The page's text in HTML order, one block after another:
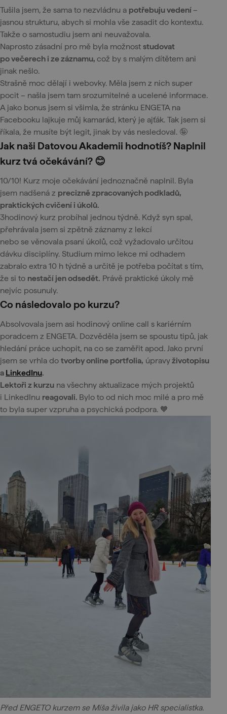
Tušila jsem, že sama to nezvládnu a potřebuju vedení–
jasnou strukturu, abych si mohla vše zasadit do kontextu.
Takže o samostudiu jsem ani neuvažovala.
Naprosto zásadní pro mě byla možnost studovat
po večerech i ze záznamu, což by s malým dítětem ani
jinak nešlo.
Strašně moc dělají i webovky. Měla jsem z nich super
pocit – našla jsem tam srozumitelné a ucelené informace.
A jako bonus jsem si všimla, že stránku ENGETA na
Facebooku lajkuje můj kamarád, který je ajťák. Tak jsem si
říkala, že musíte být legit, jinak by vás nesledoval. 🤪
Jak naši Datovou Akademii hodnotíš? Naplnil
kurz tvá očekávání? 😊
10/10! Kurz moje očekávání jednoznačně naplnil. Byla
jsem nadšená z precizně zpracovaných podkladů,
praktických cvičení i úkolů.
3hodinový kurz probíhal jednou týdně. Když syn spal,
přehrávala jsem si zpětně záznamy z lekcí
nebo se věnovala psaní úkolů, což vyžadovalo určitou
dávku disciplíny. Studium mimo lekce mi odhadem
zabralo extra 10 h týdně a určitě je potřeba počítat s tím,
že si to nestačí jen odsedět. Právě praktické úkoly mě
nejvíc posunuly.
Co následovalo po kurzu?
Absolvovala jsem asi hodinový online call s kariérním
poradcem z ENGETA. Dozvěděla jsem se spoustu tipů, jak
hledání práce uchopit, na co se zaměřit apod. Jako první
jsem se vrhla do tvorby online portfolia, úpravyživotopisu
a LinkedInu.
Lektoři z kurzu na všechny aktualizace mých projektů
i LinkedInu reagovali. Bylo to od nich moc milé a pro mě
to byla super vzpruha a psychická podpora. 🧡
Před ENGETO kurzem se Míša živila jako HR specialistka.